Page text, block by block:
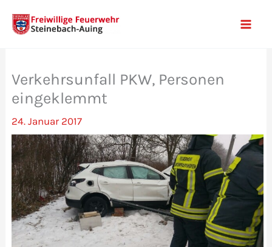
Inhalt
Verkehrsunfall PKW, Personen
eingeklemmt
24. Januar 2017